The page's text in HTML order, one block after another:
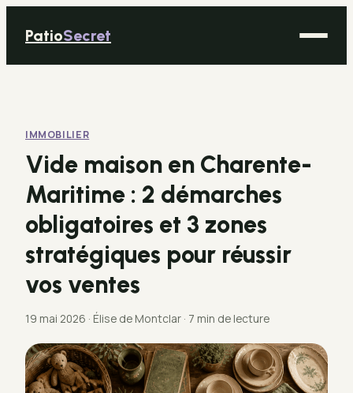
PatioSecret
Bricolage
Déco
Immobilier
Jardinage
IMMOBILIER
Vide maison en Charente-
Maritime : 2 démarches
obligatoires et 3 zones
stratégiques pour réussir
vos ventes
19 mai 2026 · Élise de Montclar · 7 min de lecture